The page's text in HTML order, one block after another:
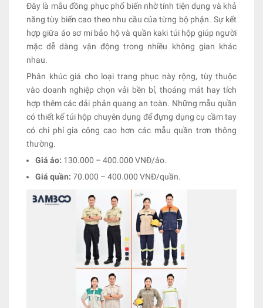
Đây là mẫu đồng phục phổ biến nhờ tính tiện dụng và khả
năng tùy biến cao theo nhu cầu của từng bộ phận. Sự kết
hợp giữa áo sơ mi bảo hộ và quần kaki túi hộp giúp người
mặc dễ dàng vận động trong nhiều không gian khác
nhau.
Phân khúc giá cho loại trang phục này rộng, tùy thuộc
vào doanh nghiệp chọn vải bền bỉ, thoáng mát hay tích
hợp thêm các dải phản quang an toàn. Những mẫu quần
có thiết kế túi hộp chuyên dụng để đựng dụng cụ cầm tay
có chi phí gia công cao hơn các mẫu quần trơn thông
thường.
Giá áo: 130.000 – 400.000 VNĐ/áo.
Giá quần: 70.000 – 400.000 VNĐ/quần.